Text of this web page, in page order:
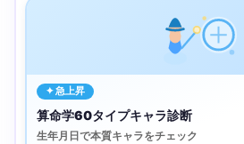
✦ 急上昇
算命学60タイプキャラ診断
生年月日で本質キャラをチェック